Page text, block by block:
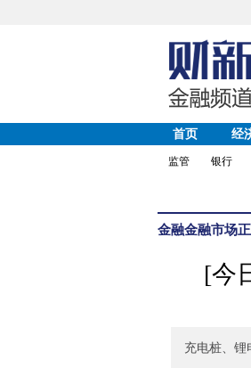
首页 经
监管
银行
金融金融市场
[今
充电桩、